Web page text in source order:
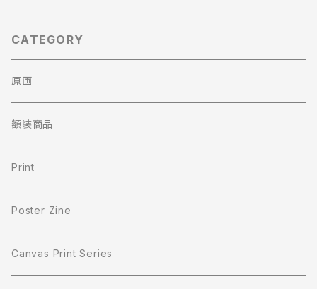
CATEGORY
原画
額装商品
Print
Poster Zine
Canvas Print Series